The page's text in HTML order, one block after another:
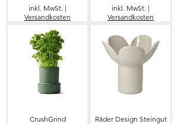
inkl. MwSt. |
Versandkosten
inkl. MwSt. |
Versandkosten
CrushGrind
Räder Design Steingut